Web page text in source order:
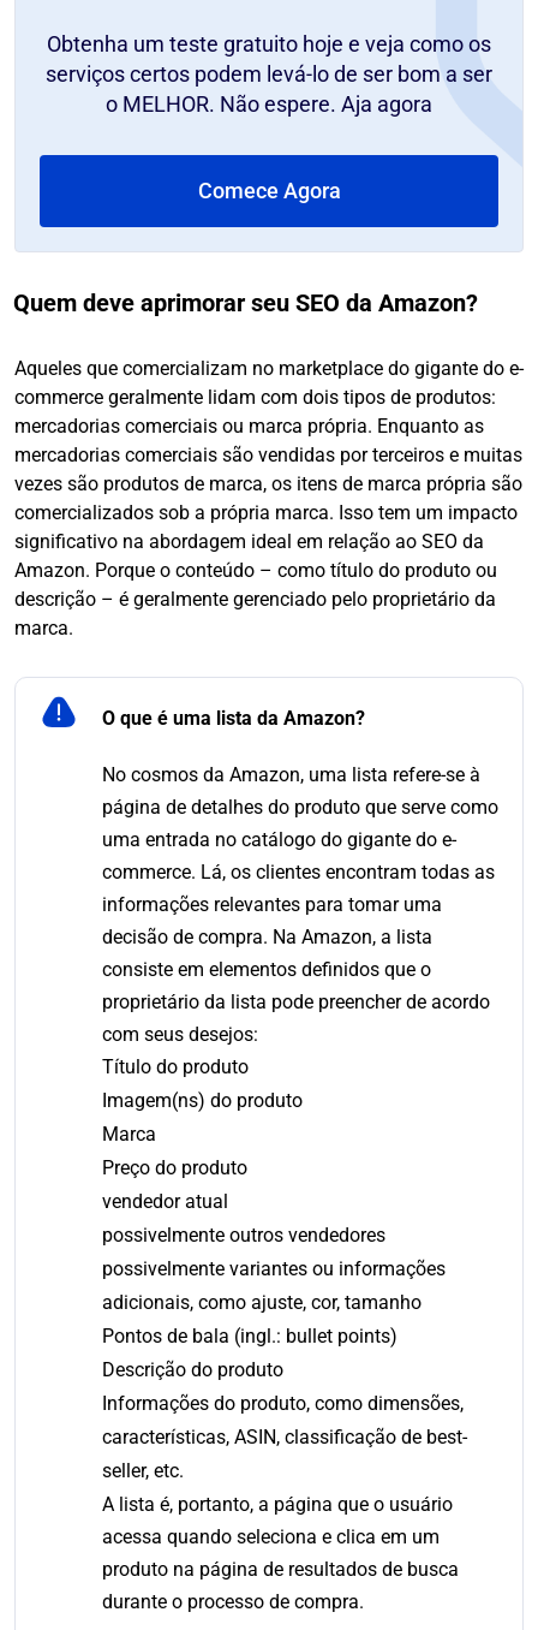
Obtenha um teste gratuito hoje e veja como os
serviços certos podem levá-lo de ser bom a ser
o MELHOR. Não espere. Aja agora
Comece Agora
Quem deve aprimorar seu SEO da Amazon?
Aqueles que comercializam no marketplace do gigante do e-
commerce geralmente lidam com dois tipos de produtos:
mercadorias comerciais ou marca própria. Enquanto as
mercadorias comerciais são vendidas por terceiros e muitas
vezes são produtos de marca, os itens de marca própria são
comercializados sob a própria marca. Isso tem um impacto
significativo na abordagem ideal em relação ao SEO da
Amazon. Porque o conteúdo – como título do produto ou
descrição – é geralmente gerenciado pelo proprietário da
marca.
O que é uma lista da Amazon?
No cosmos da Amazon, uma lista refere-se à
página de detalhes do produto que serve como
uma entrada no catálogo do gigante do e-
commerce. Lá, os clientes encontram todas as
informações relevantes para tomar uma
decisão de compra. Na Amazon, a lista
consiste em elementos definidos que o
proprietário da lista pode preencher de acordo
com seus desejos:
Título do produto
Imagem(ns) do produto
Marca
Preço do produto
vendedor atual
possivelmente outros vendedores
possivelmente variantes ou informações
adicionais, como ajuste, cor, tamanho
Pontos de bala (ingl.: bullet points)
Descrição do produto
Informações do produto, como dimensões,
características, ASIN, classificação de best-
seller, etc.
A lista é, portanto, a página que o usuário
acessa quando seleciona e clica em um
produto na página de resultados de busca
durante o processo de compra.